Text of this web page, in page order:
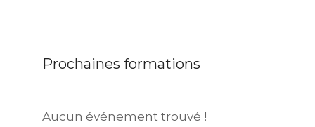
Prochaines formations
Aucun événement trouvé !